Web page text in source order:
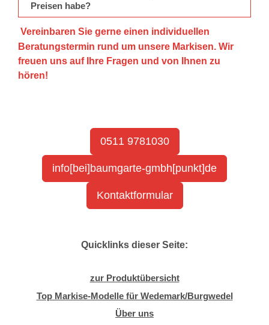
Preisen habe?
Vereinbaren Sie gerne einen individuellen
Beratungstermin rund um unsere Markisen. Wir
freuen uns auf Ihre Fragen und von Ihnen zu
hören!
0511 9781030
info[bei]baumgarte-gmbh[punkt]de
Kontaktformular
Quicklinks dieser Seite:
zur Produktübersicht
Top Markise-Modelle für Wedemark/Burgwedel
Über uns